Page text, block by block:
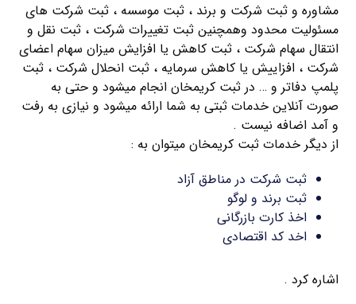
مشاوره و ثبت شرکت و برند ، ثبت موسسه ، ثبت شرکت های
مسئولیت محدود وهمچنین ثبت تغییرات شرکت ، ثبت نقل و
انتقال سهام شرکت ، ثبت کاهش یا افزایش میزان سهام اعضای
شرکت ، افزاییش یا کاهش سرمایه ، ثبت انحلال شرکت ، ثبت
پلمپ دفاتر و … در ثبت کریمخان انجام میشود و حتی به
صورت آنلاین خدمات ثبتی به شما ارائه میشود و نیازی به رفت
و آمد اضافه نیست .
از دیگر خدمات ثبت کریمخان میتوان به :
ثبت شرکت در مناطق آزاد
ثبت برند و لوگو
اخذ کارت بازرگانی
اخد کد اقتصادی
اشاره کرد .